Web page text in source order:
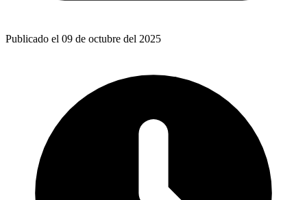
Publicado el 09 de octubre del 2025